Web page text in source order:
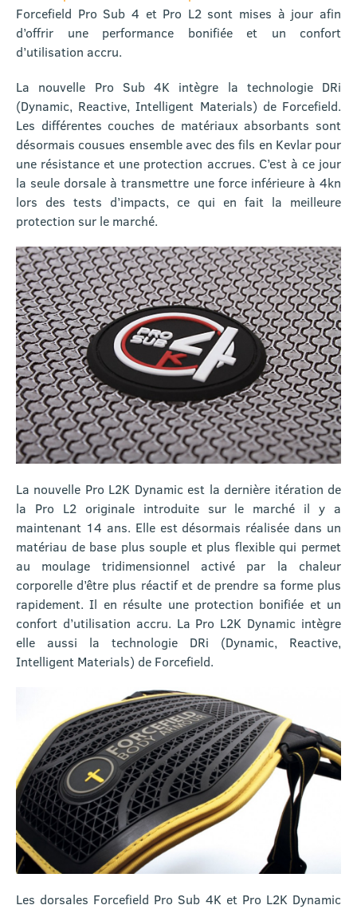
Forcefield Pro Sub 4 et Pro L2 sont mises à jour afin
d’offrir une performance bonifiée et un confort
d’utilisation accru.
La nouvelle Pro Sub 4K intègre la technologie DRi
(Dynamic, Reactive, Intelligent Materials) de Forcefield.
Les différentes couches de matériaux absorbants sont
désormais cousues ensemble avec des fils en Kevlar pour
une résistance et une protection accrues. C’est à ce jour
la seule dorsale à transmettre une force inférieure à 4kn
lors des tests d’impacts, ce qui en fait la meilleure
protection sur le marché.
La nouvelle Pro L2K Dynamic est la dernière itération de
la Pro L2 originale introduite sur le marché il y a
maintenant 14 ans. Elle est désormais réalisée dans un
matériau de base plus souple et plus flexible qui permet
au moulage tridimensionnel activé par la chaleur
corporelle d’être plus réactif et de prendre sa forme plus
rapidement. Il en résulte une protection bonifiée et un
confort d’utilisation accru. La Pro L2K Dynamic intègre
elle aussi la technologie DRi (Dynamic, Reactive,
Intelligent Materials) de Forcefield.
Les dorsales Forcefield Pro Sub 4K et Pro L2K Dynamic